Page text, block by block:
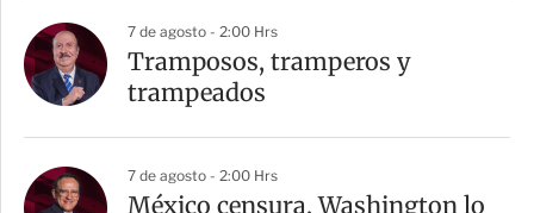
7 de agosto - 2:00 Hrs
Tramposos, tramperos y
trampeados
7 de agosto - 2:00 Hrs
México censura, Washington lo